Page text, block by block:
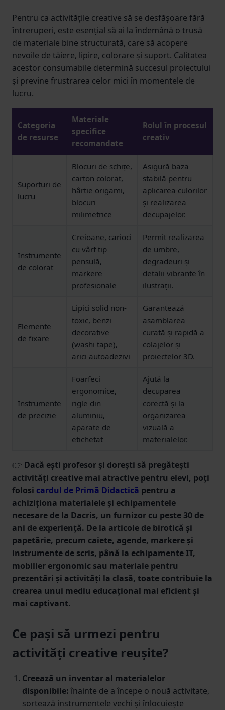
Pentru ca activitățile creative să se desfășoare fără
întreruperi, este esențial să ai la îndemână o trusă
de materiale bine structurată, care să acopere
nevoile de tăiere, lipire, colorare și suport. Calitatea
acestor consumabile determină succesul proiectului
și previne frustrarea celor mici în momentele de
lucru.
Categoria
de resurse
Materiale
specifice
recomandate
Rolul în procesul
creativ
Suporturi de
lucru
Blocuri de schițe,
carton colorat,
hârtie origami,
blocuri
milimetrice
Asigură baza
stabilă pentru
aplicarea culorilor
și realizarea
decupajelor.
Instrumente
de colorat
Creioane, carioci
cu vârf tip
pensulă,
markere
profesionale
Permit realizarea
de umbre,
degradeuri și
detalii vibrante în
ilustrații.
Elemente
de fixare
Lipici solid non-
toxic, benzi
decorative
(washi tape),
arici autoadezivi
Garantează
asamblarea
curată și rapidă a
colajelor și
proiectelor 3D.
Instrumente
de precizie
Foarfeci
ergonomice,
rigle din
aluminiu,
aparate de
etichetat
Ajută la
decuparea
corectă și la
organizarea
vizuală a
materialelor.
👉 Dacă ești profesor și dorești să pregătești
activități creative mai atractive pentru elevi, poți
folosi cardul de Primă Didactică pentru a
achiziționa materialele și echipamentele
necesare de la Dacris, un furnizor cu peste 30 de
ani de experiență. De la articole de birotică și
papetărie, precum caiete, agende, markere și
instrumente de scris, până la echipamente IT,
mobilier ergonomic sau materiale pentru
prezentări și activități la clasă, toate contribuie la
crearea unui mediu educațional mai eficient și
mai captivant.
Ce pași să urmezi pentru
activități creative reușite?
Creează un inventar al materialelor
disponibile: înainte de a începe o nouă activitate,
sortează instrumentele vechi și înlocuiește